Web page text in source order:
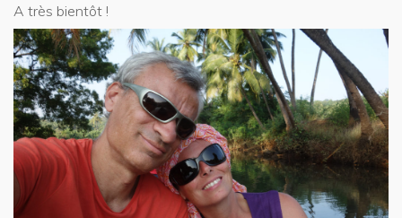
A très bientôt !